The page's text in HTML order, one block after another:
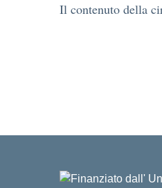
Il contenuto della